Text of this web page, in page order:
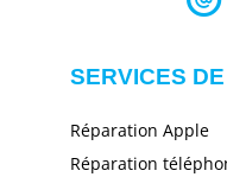
SERVICES
Réparation Apple
Réparation